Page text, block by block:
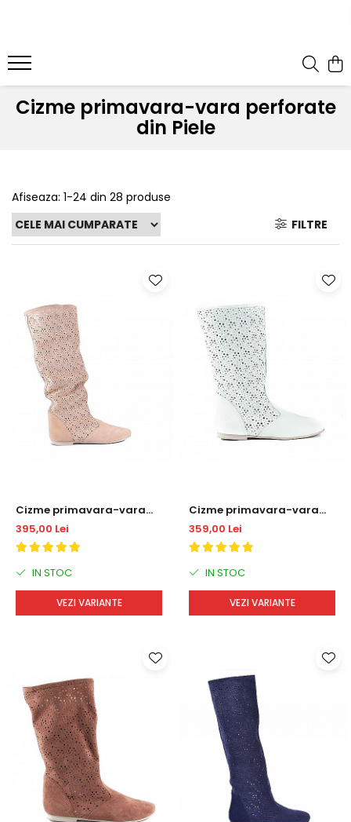
Cizme primavara-vara perforate
din Piele
Afiseaza: 1-24 din 28 produse
FILTRE
Cizme primavara-vara
DM1611
395,00 Lei
IN STOC
VEZI VARIANTE
Cizme primavara-vara
DM1722
359,00 Lei
IN STOC
VEZI VARIANTE